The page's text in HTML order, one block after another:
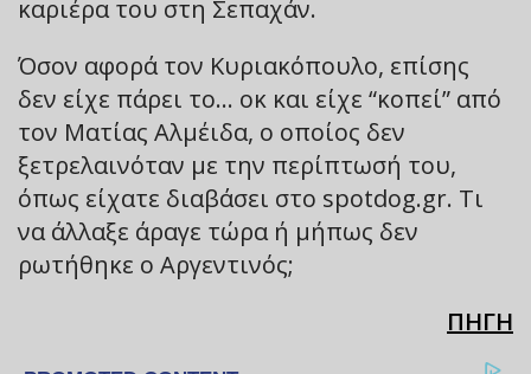
καριέρα του στη Σεπαχάν.
Όσον αφορά τον Κυριακόπουλο, επίσης
δεν είχε πάρει το… οκ και είχε “κοπεί” από
τον Ματίας Αλμέιδα, ο οποίος δεν
ξετρελαινόταν με την περίπτωσή του,
όπως είχατε διαβάσει στο spotdog.gr. Τι
να άλλαξε άραγε τώρα ή μήπως δεν
ρωτήθηκε ο Αργεντινός;
ΠΗΓΗ